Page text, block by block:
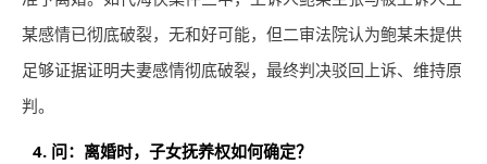
某感情已彻底破裂，无和好可能，但二审法院认为鲍某未提供
足够证据证明夫妻感情彻底破裂，最终判决驳回上诉、维持原
判。
4. 问：离婚时，子女抚养权如何确定？